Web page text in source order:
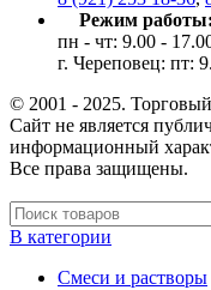
Режим работы:
пн - чт: 9.00 -
г. Череповец: пт:
© 2001 - 2025.
Cайт не является
информационный
Все права защищены.
В категории
Cмеси и растворы